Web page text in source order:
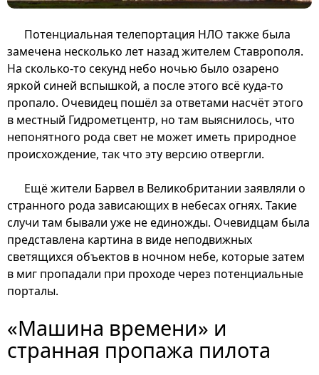
Потенциальная телепортация НЛО также была
замечена несколько лет назад жителем Ставрополя.
На сколько-то секунд небо ночью было озарено
яркой синей вспышкой, а после этого всё куда-то
пропало. Очевидец пошёл за ответами насчёт этого
в местный Гидрометцентр, но там выяснилось, что
непонятного рода свет не может иметь природное
происхождение, так что эту версию отвергли.
Ещё жители Барвел в Великобритании заявляли о
странного рода зависающих в небесах огнях. Такие
случи там бывали уже не единожды. Очевидцам была
представлена картина в виде неподвижных
светящихся объектов в ночном небе, которые затем
в миг пропадали при проходе через потенциальные
порталы.
«Машина времени» и
странная пропажа пилота